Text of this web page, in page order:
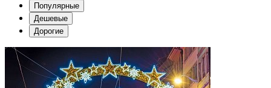
Популярные
Дешевые
Дорогие